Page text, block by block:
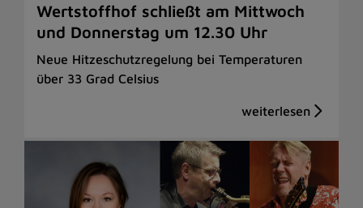
Wertstoffhof schließt am Mittwoch
und Donnerstag um 12.30 Uhr
Neue Hitzeschutzregelung bei Temperaturen
über 33 Grad Celsius